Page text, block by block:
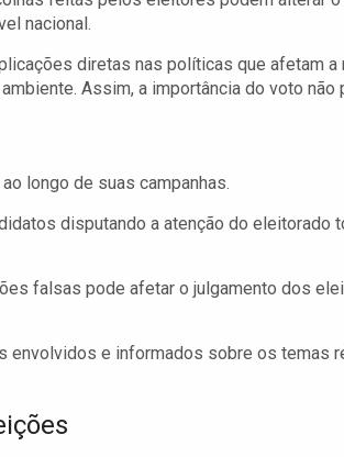
nacional.
diretas nas políticas que afetam
Assim, a importância do voto não
longo de suas campanhas.
disputando a atenção do eleitorado
falsas pode afetar o julgamento dos
envolvidos e informados sobre os temas